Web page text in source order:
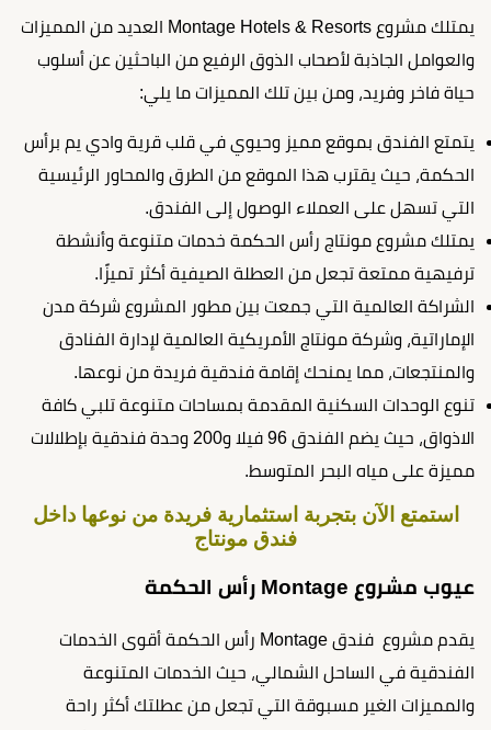
يمتلك مشروع Montage Hotels & Resorts العديد من المميزات
والعوامل الجاذبة لأصحاب الذوق الرفيع من الباحثين عن أسلوب
حياة فاخر وفريد، ومن بين تلك المميزات ما يلي:
يتمتع الفندق بموقع مميز وحيوي في قلب قرية وادي يم برأس
الحكمة، حيث يقترب هذا الموقع من الطرق والمحاور الرئيسية
التي تسهل على العملاء الوصول إلى الفندق.
يمتلك مشروع مونتاج رأس الحكمة خدمات متنوعة وأنشطة
ترفيهية ممتعة تجعل من العطلة الصيفية أكثر تميزًا.
الشراكة العالمية التي جمعت بين مطور المشروع شركة مدن
الإماراتية، وشركة مونتاج الأمريكية العالمية لإدارة الفنادق
والمنتجعات، مما يمنحك إقامة فندقية فريدة من نوعها.
تنوع الوحدات السكنية المقدمة بمساحات متنوعة تلبي كافة
الاذواق، حيث يضم الفندق 96 فيلا و200 وحدة فندقية بإطلالات
مميزة على مياه البحر المتوسط.
استمتع الآن بتجربة استثمارية فريدة من نوعها داخل
فندق مونتاج
عيوب مشروع Montage رأس الحكمة
يقدم مشروع فندق Montage رأس الحكمة أقوى الخدمات
الفندقية في الساحل الشمالي، حيث الخدمات المتنوعة
والمميزات الغير مسبوقة التي تجعل من عطلتك أكثر راحة